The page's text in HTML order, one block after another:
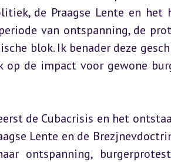
de Praagse Lente en het
van ontspanning, de
blok. Ik benader deze
de impact voor gewone
de Cubacrisis en het
Lente en de
ontspanning,